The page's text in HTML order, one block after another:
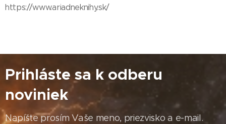
https://www.ariadneknihy.sk/
Prihláste sa k odberu
noviniek
Napíšte prosím Vaše meno, priezvisko a e-mail.